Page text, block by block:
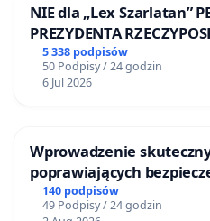
które będą się tylko
talentów, osłabienie
doktorskich, rozwiązanie
rozwoju, jak i
obszarze zdrowia,
technologii czy rozwiązań
NIE dla „Lex Szarlatan”
PREZYDENTA
5 338 podpisów
50 Podpisy / 24 godzin
6 Jul 2026
Wprowadzenie
poprawiających
Żeromskiego w Otwocku
140 podpisów
49 Podpisy / 24 godzin